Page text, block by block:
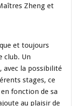
Zheng et
et toujours
club. Un
avec la possibilité
stages, ce
fonction de sa
au plaisir de